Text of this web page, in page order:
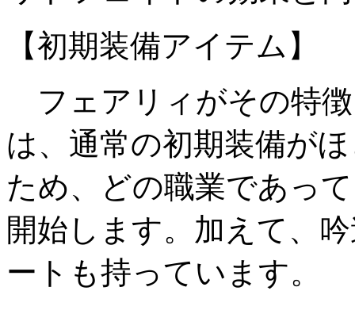
【初期装備アイテム
フェアリィがその特
は、通常の初期装備が
ため、どの職業であっ
開始します。加えて、
ートも持っています。